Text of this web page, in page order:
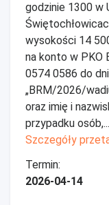
godzinie 1300 w
wysokości 14
na konto w PKO
0574 0586 do
„BRM/2026/
oraz imię i
przypadku osób,...
Szczegóły
Termin:
2026-04-14